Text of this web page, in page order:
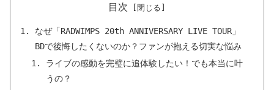
目次
なぜ「RADWIMPS 20th ANNIVERSARY LIVE TOUR」
BDで後悔したくないのか？ファンが抱える切実な悩み
ライブの感動を完璧に追体験したい！でも本当に叶
うの？